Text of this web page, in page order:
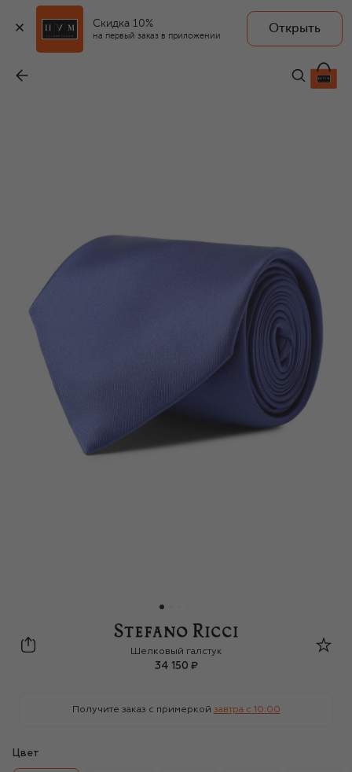
Скидка 10%
на первый заказ в приложении
Открыть
34 150 ₽
Stefano Ricci
Шелковый галстук
34 150 ₽
Получите заказ с примеркой завтра c 10:00
Цвет